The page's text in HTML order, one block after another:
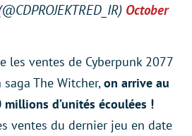
October
les ventes de Cyberpunk 2077
The Witcher, on arrive au
d’unités écoulées !
ventes du dernier jeu en date